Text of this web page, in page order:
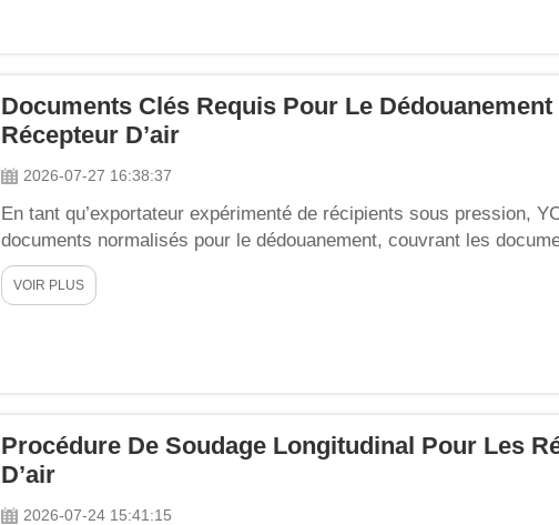
Documents Clés Requis Pour Le
Récepteur D’air
2026-07-27 16:38:37
En tant qu’exportateur expérimenté de récipients sous pression,
documents normalisés pour le dédouanement, couvrant les
certificats techniques de qualité et les certifications de conformité
ses clients internationaux de finaliser l’importation...
VOIR PLUS
Procédure De Soudage Longitudinal Pour Les
D’air
2026-07-24 15:41:15